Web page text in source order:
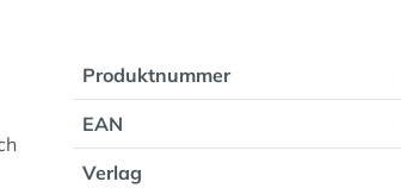
Produktnummer
EAN
Verlag